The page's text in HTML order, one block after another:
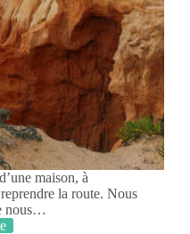
maison, à
la route. Nous
nous…